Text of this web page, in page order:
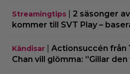
Streamingtips
2 säsonger
kommer till SVT Play –
Kändisar
Actionsuccén från
Chan vill glömma: ”Gillar